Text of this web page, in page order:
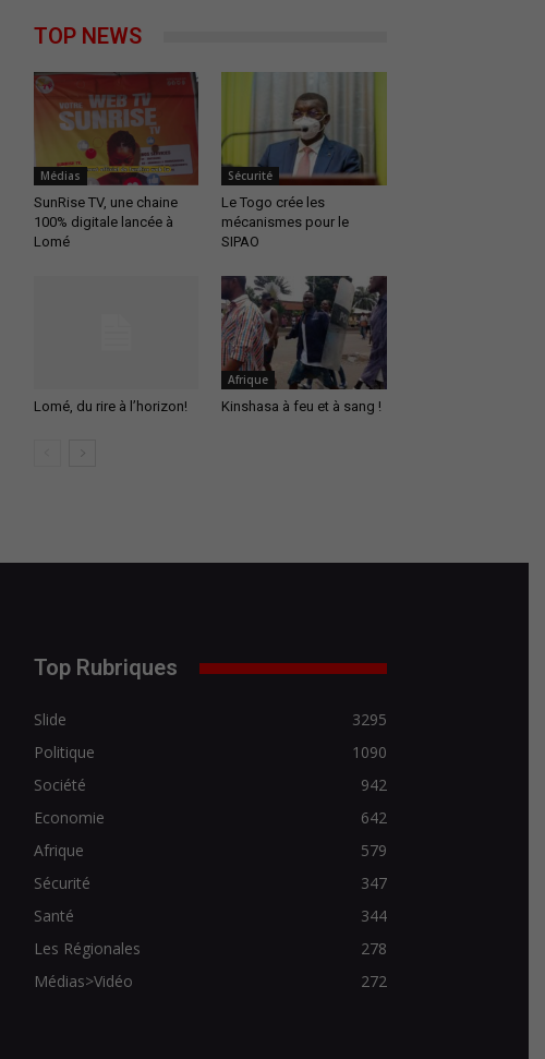
TOP NEWS
Médias
SunRise TV, une chaine
100% digitale lancée à
Lomé
Sécurité
Le Togo crée les
mécanismes pour le
SIPAO
Lomé, du rire à l’horizon!
Afrique
Kinshasa à feu et à sang !
Top Rubriques
Slide
3295
Politique
1090
Société
942
Economie
642
Afrique
579
Sécurité
347
Santé
344
Les Régionales
278
Médias>Vidéo
272